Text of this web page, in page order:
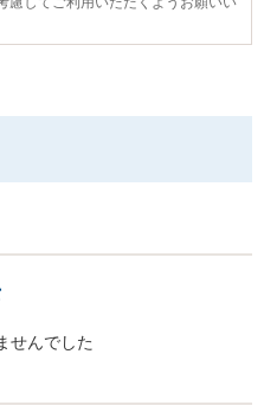
せんでした